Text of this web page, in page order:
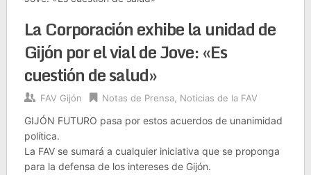
La Corporación exhibe la unidad de
Gijón por el vial de Jove: «Es
cuestión de salud»
FAV Gijón Notas de Prensa, Noticias de la FAV
GIJÓN FUTURO pasa por estos acuerdos de unanimidad
política.
La FAV se sumará a cualquier iniciativa que se proponga
para la defensa de los intereses de Gijón.